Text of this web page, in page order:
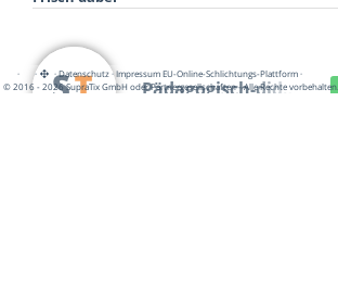
Pädagogisch-did…
· · ·Datenschutz·Impressum EU-Online-Schlichtungs-Plattform·
© 2016 - 2026 SupraTix GmbH oder Partnergesellschaften - Alle Rechte vorbehalten.